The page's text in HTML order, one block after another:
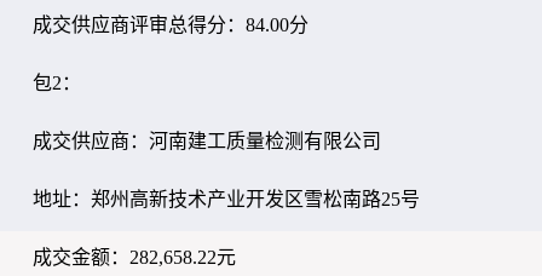
成交供应商评审总得分：84.00分
包2：
成交供应商：河南建工质量检测有限公司
地址：郑州高新技术产业开发区雪松南路25号
成交金额：282,658.22元